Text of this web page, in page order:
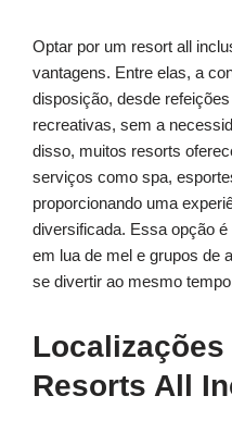
Optar por um resort all
vantagens. Entre elas, a
disposição, desde
recreativas, sem a
disso, muitos resorts
serviços como spa,
proporcionando uma
diversificada. Essa opção
em lua de mel e grupos de
se divertir ao mesmo
Resorts All